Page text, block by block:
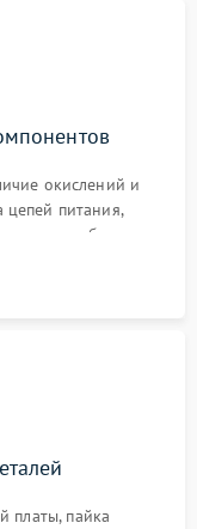
окислений и
цепей питания,
и турбины
и инфракрасных
платы, пайка